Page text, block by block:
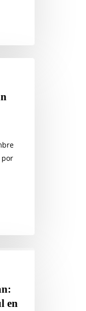
por
en